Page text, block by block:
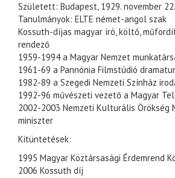
Született: Budapest, 1929. november 22.
Tanulmányok: ELTE német-angol szak
Kossuth-díjas magyar író, költő,
rendező
1959-1994 a Magyar Nemzet
1961-69 a Pannónia Filmstúdió
1982-89 a Szegedi Nemzeti Színház
1992-96 művészeti vezető a Magyar
2002-2003 Nemzeti Kulturális Örökség
miniszter
Kitüntetések:
1995 Magyar Köztársasági Érdemrend
2006 Kossuth díj